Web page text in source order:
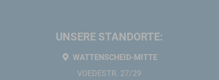
UNSERE STANDORTE:
WATTENSCHEID-MITTE
VOEDESTR. 27/29